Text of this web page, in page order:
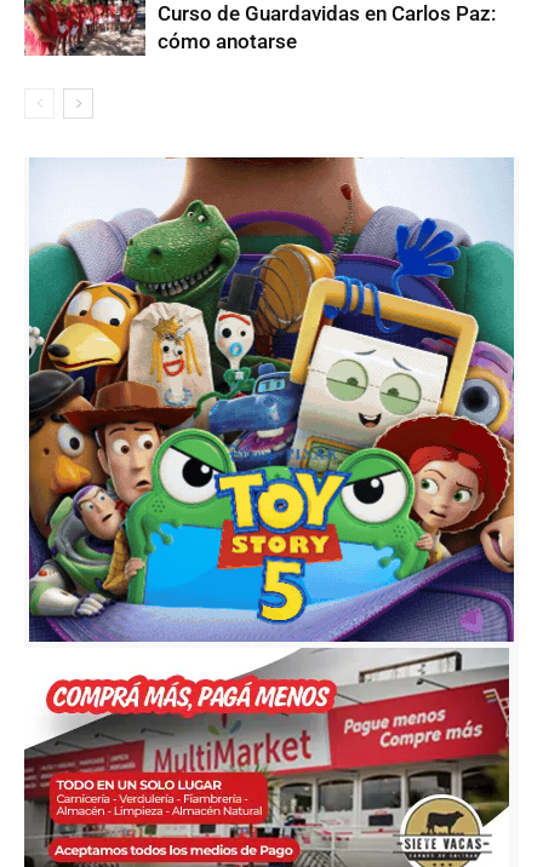
Curso de Guardavidas en Carlos Paz:
cómo anotarse